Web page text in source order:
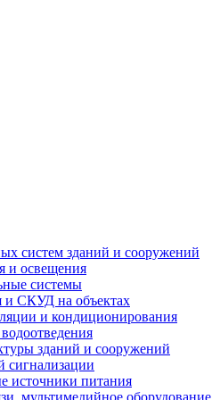
систем зданий и сооружений
и освещения
системы
и СКУД на объектах
и кондиционирования
зданий и сооружений
сигнализации
источники питания
мультимедийное оборудование